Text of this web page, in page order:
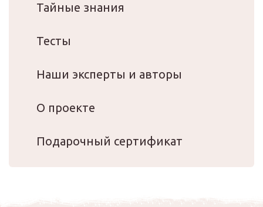
Тайные знания
Тесты
Наши эксперты и авторы
О проекте
Подарочный сертификат